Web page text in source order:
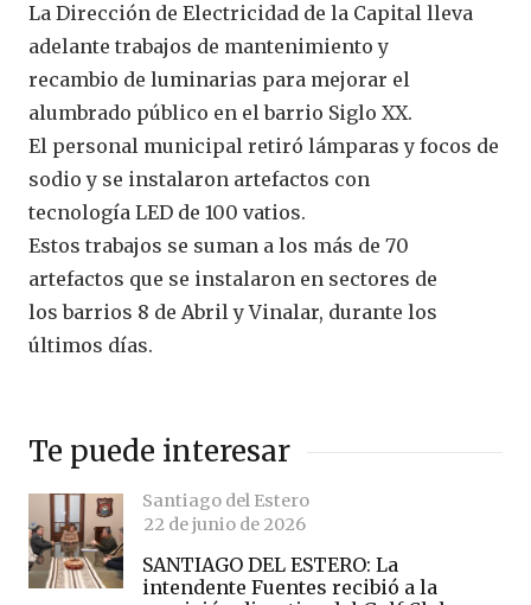
La Dirección de Electricidad de la Capital lleva
adelante trabajos de mantenimiento y
recambio de luminarias para mejorar el
alumbrado público en el barrio Siglo XX.
El personal municipal retiró lámparas y focos de
sodio y se instalaron artefactos con
tecnología LED de 100 vatios.
Estos trabajos se suman a los más de 70
artefactos que se instalaron en sectores de
los barrios 8 de Abril y Vinalar, durante los
últimos días.
Te puede interesar
Santiago del Estero
22 de junio de 2026
SANTIAGO DEL ESTERO: La
intendente Fuentes recibió a la